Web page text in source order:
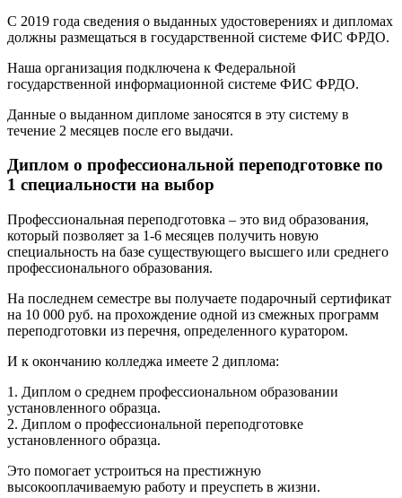
С 2019 года сведения о выданных удостоверениях и дипломах
должны размещаться в государственной системе ФИС ФРДО.
Наша организация подключена к Федеральной
государственной информационной системе ФИС ФРДО.
Данные о выданном дипломе заносятся в эту систему в
течение 2 месяцев после его выдачи.
Диплом о профессиональной переподготовке по
1 специальности на выбор
Профессиональная переподготовка – это вид образования,
который позволяет за 1-6 месяцев получить новую
специальность на базе существующего высшего или среднего
профессионального образования.
На последнем семестре вы получаете подарочный сертификат
на 10 000 руб. на прохождение одной из смежных программ
переподготовки из перечня, определенного куратором.
И к окончанию колледжа имеете 2 диплома:
1. Диплом о среднем профессиональном образовании
установленного образца.
2. Диплом о профессиональной переподготовке
установленного образца.
Это помогает устроиться на престижную
высокооплачиваемую работу и преуспеть в жизни.